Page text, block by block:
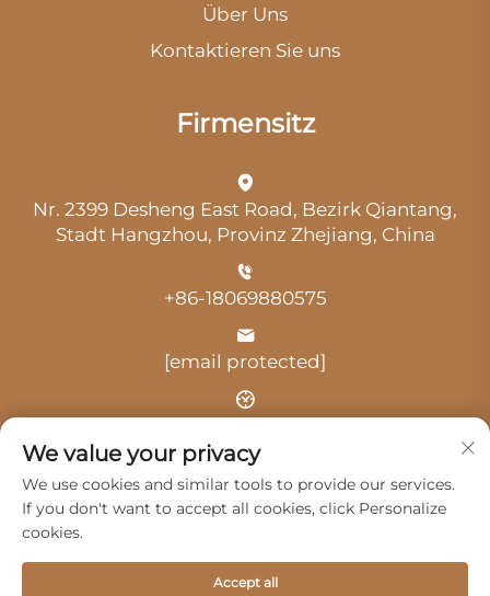
Über Uns
Kontaktieren Sie uns
Firmensitz
Nr. 2399 Desheng East Road, Bezirk Qiantang,
Stadt Hangzhou, Provinz Zhejiang, China
+86-18069880575
[email protected]
Urheberrecht © 2025 durch Hangzhou Guangji
We value your privacy
We use cookies and similar tools to provide our services.
If you don't want to accept all cookies, click Personalize
cookies.
Accept all